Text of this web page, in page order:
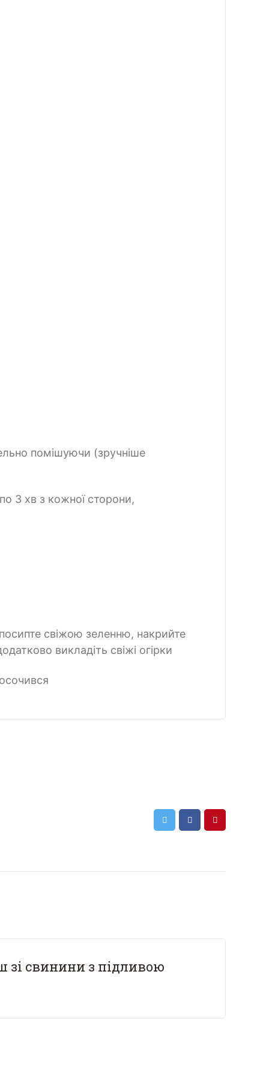
помішуючи (зручніше
3 хв з кожної сторони,
свіжою зеленню, накрийте
викладіть свіжі огірки
свинини з підливою